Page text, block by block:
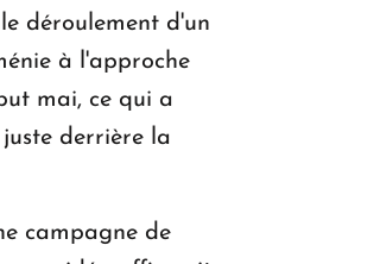
déroulement d'un
à l'approche
mai, ce qui a
juste derrière la
campagne de